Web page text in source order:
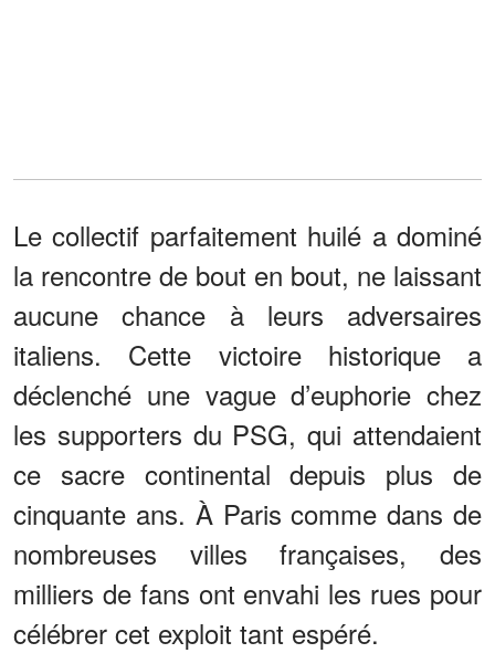
Le collectif parfaitement huilé a dominé
la rencontre de bout en bout, ne laissant
aucune chance à leurs adversaires
italiens. Cette victoire historique a
déclenché une vague d’euphorie chez
les supporters du PSG, qui attendaient
ce sacre continental depuis plus de
cinquante ans. À Paris comme dans de
nombreuses villes françaises, des
milliers de fans ont envahi les rues pour
célébrer cet exploit tant espéré.